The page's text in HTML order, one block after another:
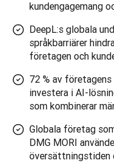
kundengagemang
DeepL:s globala
språkbarriärer
företagen och
72 % av
investera i AI-
som kombinerar
Globala företag
DMG MORI
översättningstiden